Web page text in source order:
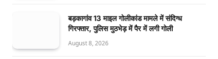
बड़कागांव 13 माइल गोलीकांड मामले में संदिग्ध
गिरफ्तार, पुलिस मुठभेड़ में पैर में लगी गोली
August 8, 2026